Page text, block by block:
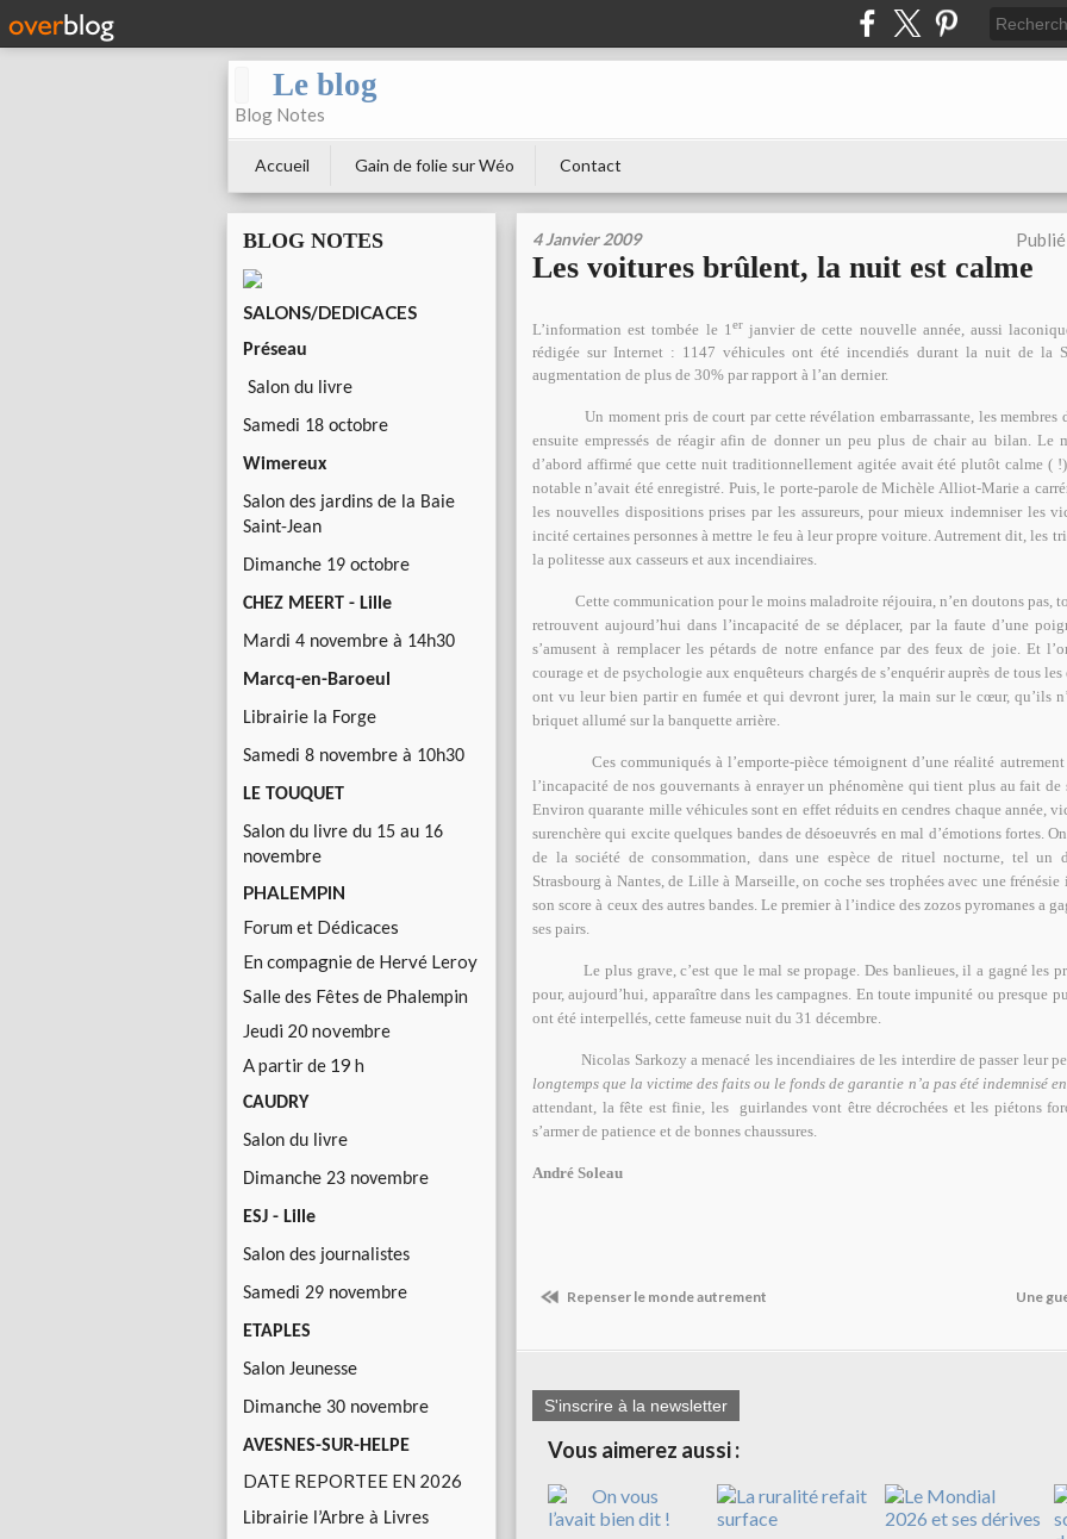
Le blog
Blog Notes
Accueil Gain de folie sur Wéo Contact
BLOG NOTES
SALONS/DEDICACES
Préseau
Salon du livre
Samedi 18 octobre
Wimereux
Salon des jardins de la Baie
Saint-Jean
Dimanche 19 octobre
CHEZ MEERT - Lille
Mardi 4 novembre à 14h30
Marcq-en-Baroeul
Librairie la Forge
Samedi 8 novembre à 10h30
LE TOUQUET
Salon du livre du 15 au 16
novembre
PHALEMPIN
Forum et Dédicaces
En compagnie de Hervé Leroy
Salle des Fêtes de Phalempin
Jeudi 20 novembre
A partir de 19 h
CAUDRY
Salon du livre
Dimanche 23 novembre
ESJ - Lille
Salon des journalistes
Samedi 29 novembre
ETAPLES
Salon Jeunesse
Dimanche 30 novembre
AVESNES-SUR-HELPE
DATE REPORTEE EN 2026
Librairie l’Arbre à Livres
4 Janvier 2009
Les voitures brûlent, la nuit est calme
L’information est tombée le 1erjanvier de cette nouvelle année, aussi
rédigée sur Internet : 1147 véhicules ont été incendiés durant la nuit de la
augmentation de plus de 30% par rapport à l’an dernier.
Un moment pris de court par cette révélation embarrassante, les membres
ensuite empressés de réagir afin de donner un peu plus de chair au bilan. Le
d’abord affirmé que cette nuit traditionnellement agitée avait été plutôt calme (
notable n’avait été enregistré. Puis, le porte-parole de Michèle Alliot-Marie a
les nouvelles dispositions prises par les assureurs, pour mieux indemniser les
incité certaines personnes à mettre le feu à leur propre voiture. Autrement dit, les
la politesse aux casseurs et aux incendiaires.
Cette communication pour le moins maladroite réjouira, n’en doutons pas,
retrouvent aujourd’hui dans l’incapacité de se déplacer, par la faute d’une
s’amusent à remplacer les pétards de notre enfance par des feux de joie. Et
courage et de psychologie aux enquêteurs chargés de s’enquérir auprès de tous
ont vu leur bien partir en fumée et qui devront jurer, la main sur le cœur, qu’ils
briquet allumé sur la banquette arrière.
Ces communiqués à l’emporte-pièce témoignent d’une réalité
l’incapacité de nos gouvernants à enrayer un phénomène qui tient plus au fait de
Environ quarante mille véhicules sont en effet réduits en cendres chaque année,
surenchère qui excite quelques bandes de désoeuvrés en mal d’émotions fortes.
de la société de consommation, dans une espèce de rituel nocturne, tel un
Strasbourg à Nantes, de Lille à Marseille, on coche ses trophées avec une
son score à ceux des autres bandes. Le premier à l’indice des zozos pyromanes a
ses pairs.
Le plus grave, c’est que le mal se propage. Des banlieues, il a gagné les
pour, aujourd’hui, apparaître dans les campagnes. En toute impunité ou presque
ont été interpellés, cette fameuse nuit du 31 décembre.
Nicolas Sarkozy a menacé les incendiaires de les interdire de passer leur
longtemps que la victime des faits ou le fonds de garantie n’a pas été indemnisé
attendant, la fête est finie, les
guirlandes vont être décrochées et les piétons
s’armer de patience et de bonnes chaussures.
André Soleau
Repenser le monde autrement Une
S'inscrire à la newsletter
Vous aimerez aussi :